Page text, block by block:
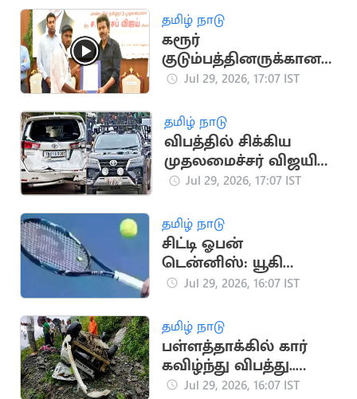
வளர்ந்த வரலாறு
தமிழ் நாடு
கரூர்
குடும்பத்தினருக்கான
அரசு பணி ரத்து..
தமிழக அரசு மனு
Jul 29, 2026, 17:07 IST
தமிழ் நாடு
விபத்தில் சிக்கிய
முதலமைச்சர் விஜயின்
கான்வாய் வாகனம்
Jul 29, 2026, 17:07 IST
தமிழ் நாடு
சிட்டி ஓபன்
டென்னிஸ்: யூகி
பாம்ப்ரி ஜோடி
Jul 29, 2026, 16:07 IST
தமிழ் நாடு
பள்ளத்தாக்கில் கார்
கவிழ்ந்து விபத்து..
பச்சிளம் குழந்தை
Jul 29, 2026, 16:07 IST